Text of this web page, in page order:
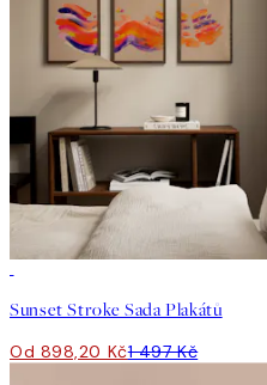
Sunset Stroke Sada Plakátů
Od 898,20 Kč1 497 Kč